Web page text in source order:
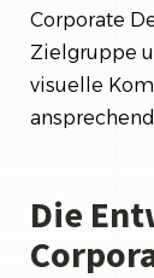
Corporate
Zielgruppe
visuelle
Die